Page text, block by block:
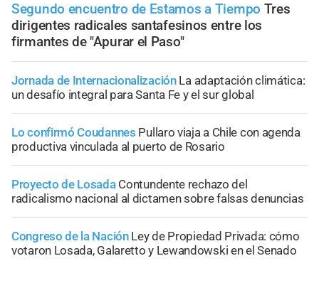
Segundo encuentro de Estamos a Tiempo Tres
dirigentes radicales santafesinos entre los
firmantes de "Apurar el Paso"
Jornada de Internacionalización La adaptación climática:
un desafío integral para Santa Fe y el sur global
Lo confirmó Coudannes Pullaro viaja a Chile con agenda
productiva vinculada al puerto de Rosario
Proyecto de Losada Contundente rechazo del
radicalismo nacional al dictamen sobre falsas denuncias
Congreso de la Nación Ley de Propiedad Privada: cómo
votaron Losada, Galaretto y Lewandowski en el Senado